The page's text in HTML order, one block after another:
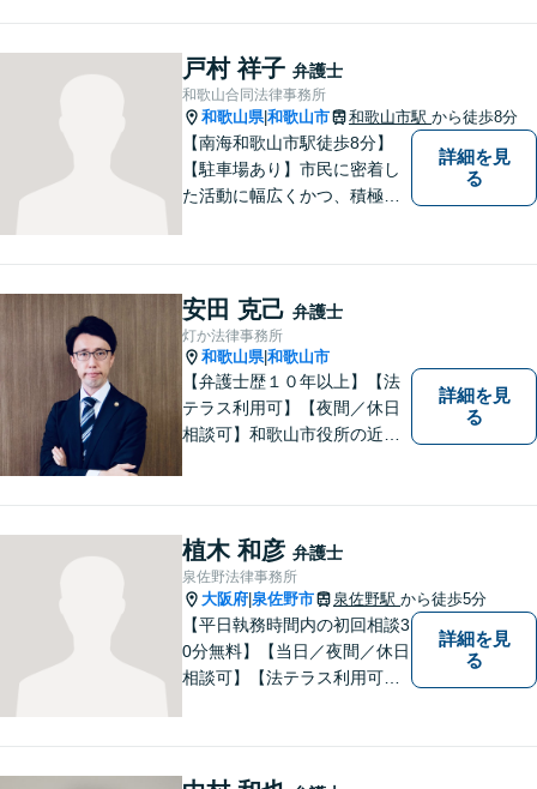
【当日／夜間／応相談】お悩
み事がございましたら、お気
軽にご相談下さい。
戸村 祥子 弁護士
和歌山合同法律事務所
和歌山県|和歌山市 和歌山市駅 から徒歩8分
【南海和歌山市駅徒歩8分】
【駐車場あり】市民に密着し
た活動に幅広くかつ、積極的
く対応可能。【地域に根ざし
た弁護士】法律トラブルでお
悩みの方は、お気軽にご相談
ください。
詳細を見
る
安田 克己 弁護士
灯か法律事務所
和歌山県|和歌山市
【弁護士歴１０年以上】【法
テラス利用可】【夜間／休日
相談可】和歌山市役所の近
す。一人で悩まず、まずはご
相談ください。あなたの灯り
となれるよう誠心誠意努めま
す。
詳細を見
る
植木 和彦 弁護士
泉佐野法律事務所
大阪府 泉佐野市 泉佐野駅 から徒歩5分
【平日執務時間内の初回相談3
0分無料】【当日／夜間／休日
相談可】【法テラス利用可】
詳細を見
る